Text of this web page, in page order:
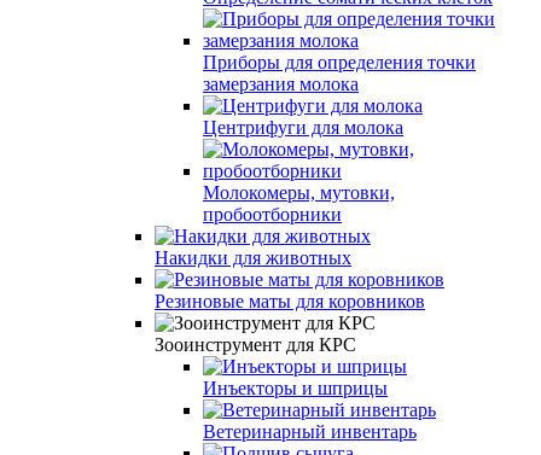
Приборы для определения точки
замерзания молока
Центрифуги для молока
Молокомеры, мутовки,
пробоотборники
Накидки для животных
Резиновые маты для коровников
Зооинструмент для КРС
Инъекторы и шприцы
Ветеринарный инвентарь